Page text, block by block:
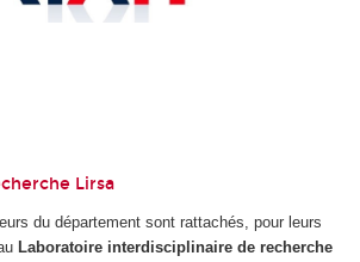
Lirsa
du département sont rattachés, pour leurs
Laboratoire interdisciplinaire de recherche